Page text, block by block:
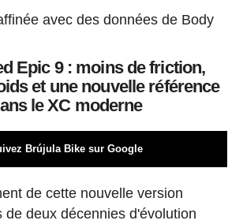
avec des données de Body
Epic 9 : moins de friction,
et une nouvelle référence
le XC moderne
Brújula Bike sur Google
de cette nouvelle version
de deux décennies d'évolution